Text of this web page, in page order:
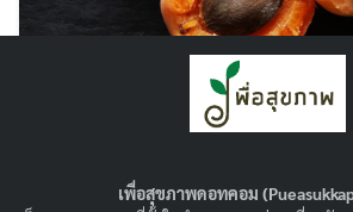
แอปริคอต คือ อะไร ? ประโยชน์
รู้จักผลไม้ที่ถูกเลือกให้เป็นหนึ่งใ
02/04/2024 สุขภาพน่
เพื่อสุขภาพดอทคอม